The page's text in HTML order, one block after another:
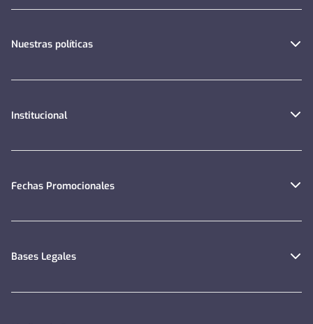
Nuestras políticas
Institucional
Fechas Promocionales
Bases Legales